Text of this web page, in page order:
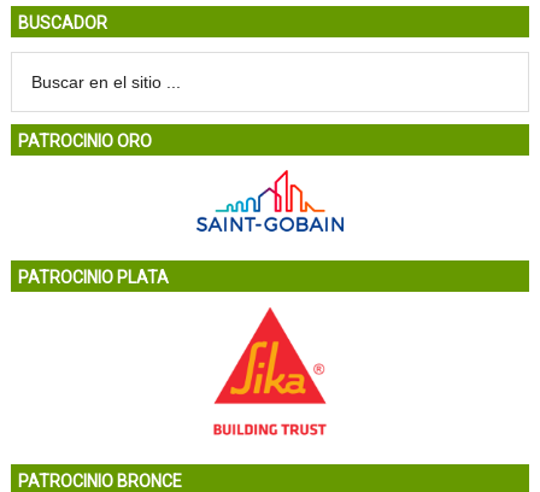
BUSCADOR
PATROCINIO ORO
PATROCINIO PLATA
PATROCINIO BRONCE